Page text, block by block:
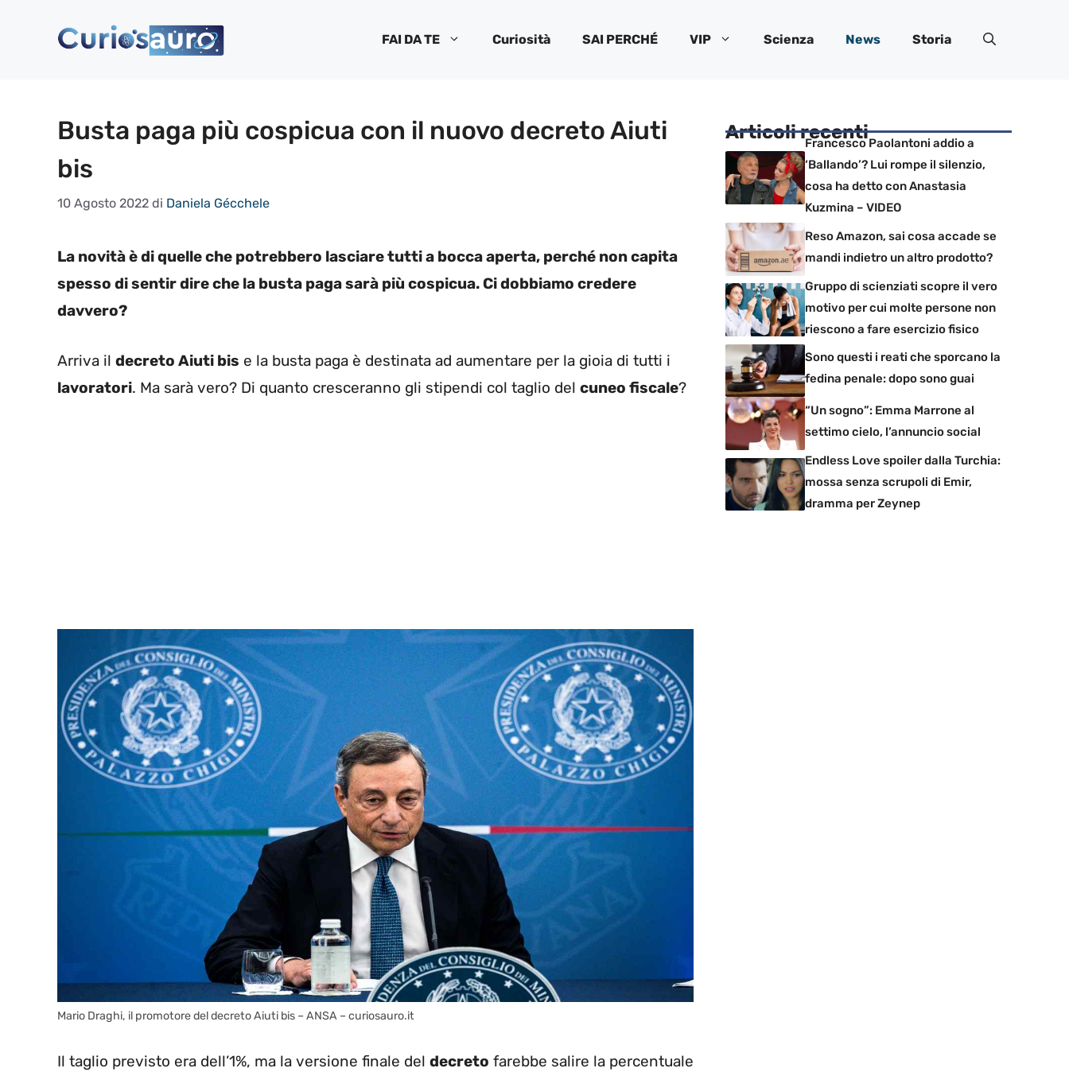
FAI DA TE Curiosità SAI PERCHÉ VIP Scienza News Storia
Busta paga più cospicua con il nuovo decreto Aiuti
bis
10 Agosto 2022 di Daniela Gécchele
La novità è di quelle che potrebbero lasciare tutti a bocca aperta, perché non capita
spesso di sentir dire che la busta paga sarà più cospicua. Ci dobbiamo credere
davvero?
Arriva il decreto Aiuti bis e la busta paga è destinata ad aumentare per la gioia di tutti i
lavoratori. Ma sarà vero? Di quanto cresceranno gli stipendi col taglio del cuneo fiscale?
Mario Draghi, il promotore del decreto Aiuti bis – ANSA – curiosauro.it
Il taglio previsto era dell’1%, ma la versione finale del decreto farebbe salire la percentuale
Articoli recentiFrancesco Paolantoni addio a
‘Ballando’? Lui rompe il silenzio,
cosa ha detto con Anastasia
Kuzmina – VIDEO
Reso Amazon, sai cosa accade se
mandi indietro un altro prodotto?
Gruppo di scienziati scopre il vero
motivo per cui molte persone non
riescono a fare esercizio fisico
Sono questi i reati che sporcano la
fedina penale: dopo sono guai
“Un sogno”: Emma Marrone al
settimo cielo, l’annuncio social
Endless Love spoiler dalla Turchia:
mossa senza scrupoli di Emir,
dramma per Zeynep